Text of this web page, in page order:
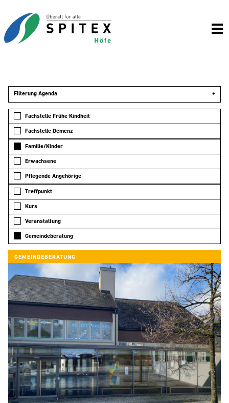
Filterung Agenda +
Fachstelle Frühe Kindheit
Fachstelle Demenz
Familie/Kinder
Erwachsene
Pflegende Angehörige
Treffpunkt
Kurs
Veranstaltung
Gemeindeberatung
GEMEINDEBERATUNG